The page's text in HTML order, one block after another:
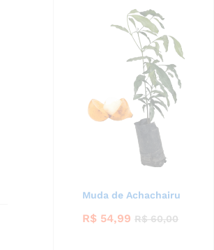
Muda de Achachairu
R$ 54,99 R$60,00